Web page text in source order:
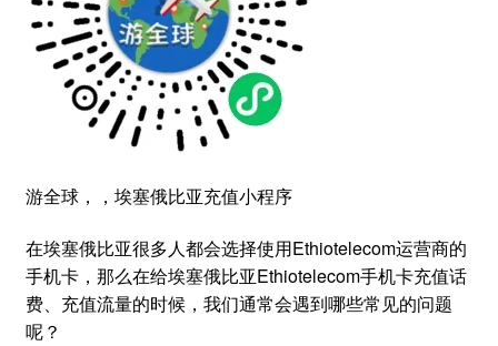
游全球，，埃塞俄比亚充值小程序
在埃塞俄比亚很多人都会选择使用Ethiotelecom运营商的
手机卡，那么在给埃塞俄比亚Ethiotelecom手机卡充值话
费、充值流量的时候，我们通常会遇到哪些常见的问题
呢？